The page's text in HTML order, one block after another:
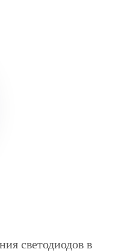
светодиодов в